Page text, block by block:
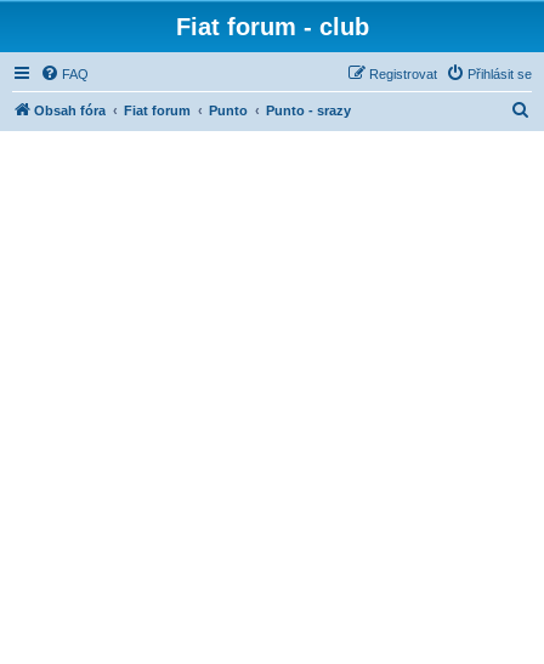
Fiat forum - club
FAQ Přihlásit se
Registrovat
Obsah fóra Fiat forum Punto Punto - srazy